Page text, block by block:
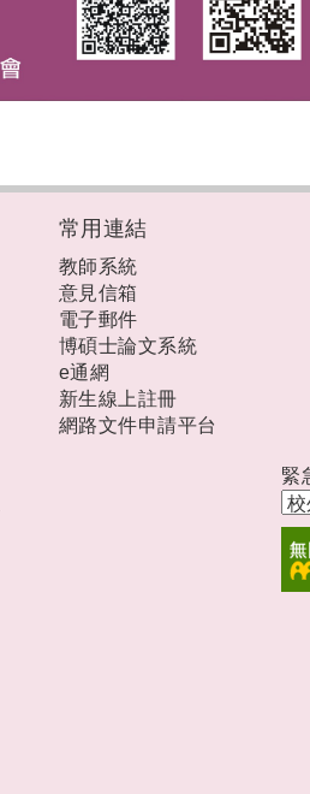
常用連結
教師系統
意見信箱
電子郵件
博碩士論文系統
e通網
新生線上註冊
網路文件申請平台
緊